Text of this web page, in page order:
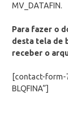
MV_DATAFIN.
Para fazer o
desta tela de
receber o
[contact-form-
BLQFINA”]